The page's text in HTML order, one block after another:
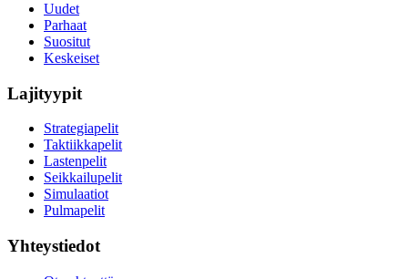
Uudet
Parhaat
Suositut
Keskeiset
Lajityypit
Strategiapelit
Taktiikkapelit
Lastenpelit
Seikkailupelit
Simulaatiot
Pulmapelit
Yhteystiedot